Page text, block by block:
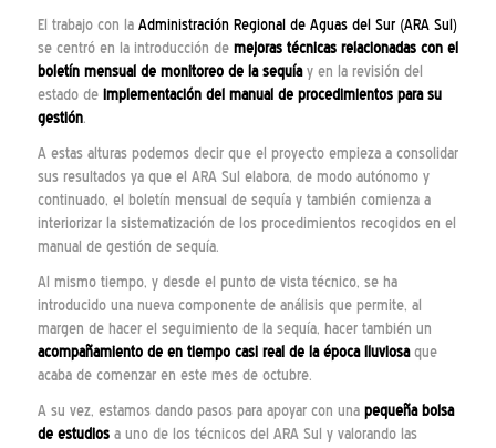
El trabajo con la Administración Regional de Aguas del Sur (ARA Sul)
se centró en la introducción de mejoras técnicas relacionadas con el
boletín mensual de monitoreo de la sequíay en la revisión del
estado de implementación del manual de procedimientos para su
gestión.
A estas alturas podemos decir que el proyecto empieza a consolidar
sus resultados ya que el ARA Sul elabora, de modo autónomo y
continuado, el boletín mensual de sequía y también comienza a
interiorizar la sistematización de los procedimientos recogidos en el
manual de gestión de sequía.
Al mismo tiempo, y desde el punto de vista técnico, se ha
introducido una nueva componente de análisis que permite, al
margen de hacer el seguimiento de la sequía, hacer también un
acompañamiento de en tiempo casi real de la época lluviosaque
acaba de comenzar en este mes de octubre.
A su vez, estamos dando pasos para apoyar con una pequeña bolsa
de estudiosa uno de los técnicos del ARA Sul y valorando las